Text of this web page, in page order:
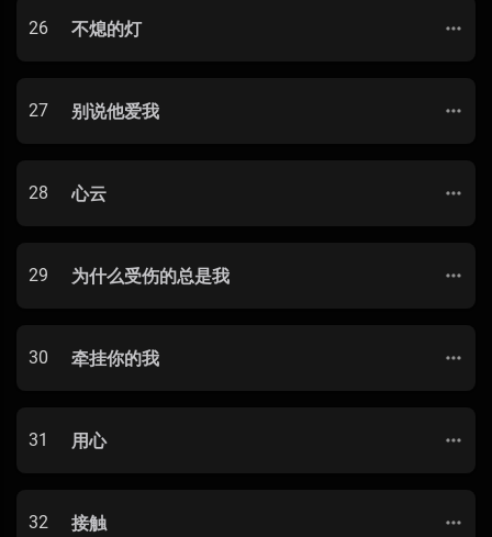
26 不熄的灯
27 别说他爱我
28 心云
29 为什么受伤的总是我
30 牵挂你的我
31 用心
32 接触